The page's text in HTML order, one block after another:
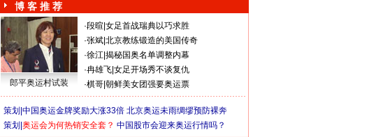
博 客 推 荐
郎平奥运村试装
·段暄 女足首战瑞典以巧求胜
·张斌 北京教练锻造的美国传奇
·徐江 揭秘国奥名单调整内幕
·冉雄飞 女足开场秀不谈复仇
·棋哥 朝鲜美女团强要奥运票
策划| 中国奥运金牌奖励大涨33倍 北京奥运未雨绸缪预防裸奔
策划| 奥运会为何热销安全套？ 中国股市会迎来奥运行情吗？